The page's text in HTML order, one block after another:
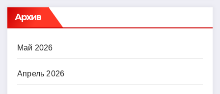
Архив
Май 2026
Апрель 2026